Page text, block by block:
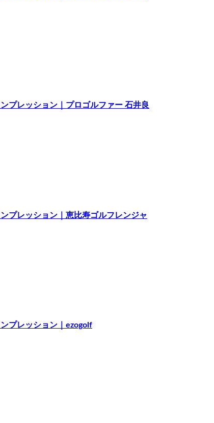
プレッション｜プロゴルファー 石井良
プレッション｜恵比寿ゴルフレンジャ
プレッション｜ezogolf